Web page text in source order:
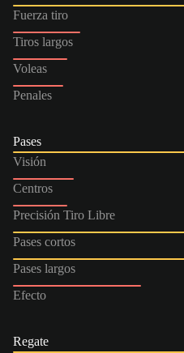
Fuerza tiro
Tiros largos
Voleas
Penales
Pases
Visión
Centros
Precisión Tiro Libre
Pases cortos
Pases largos
Efecto
Regate